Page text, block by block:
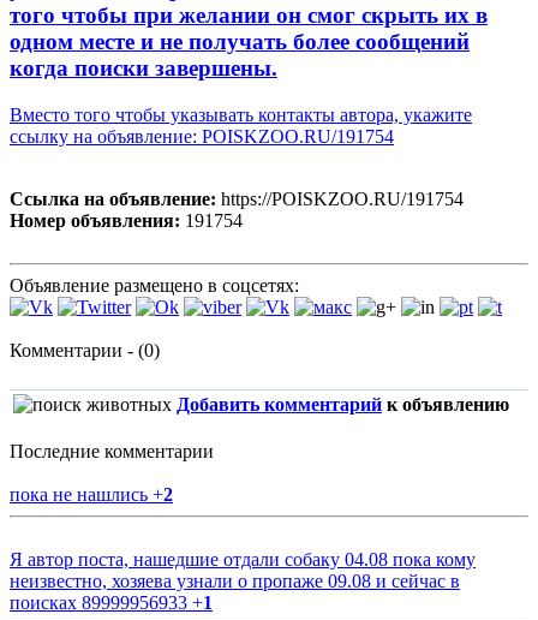
того чтобы при желании он смог скрыть их в
одном месте и не получать более сообщений
когда поиски завершены.
Вместо того чтобы указывать контакты автора, укажите
ссылку на объявление: POISKZOO.RU/191754
Ссылка на объявление: https://POISKZOO.RU/191754
Номер объявления: 191754
Объявление размещено в соцсетях:
Комментарии - (0)
Добавить комментарий к объявлению
Последние комментарии
пока не нашлись +2
Я автор поста, нашедшие отдали собаку 04.08 пока кому
неизвестно, хозяева узнали о пропаже 09.08 и сейчас в
поисках 89999956933 +1